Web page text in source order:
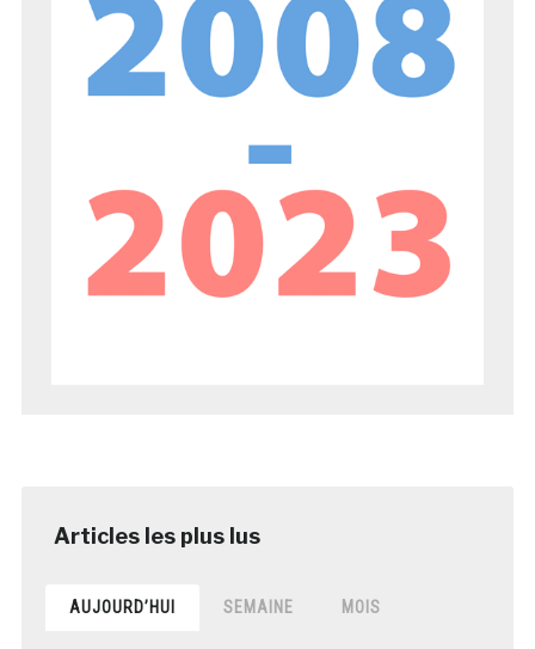
AUJOURD’HUI SEMAINE MOIS